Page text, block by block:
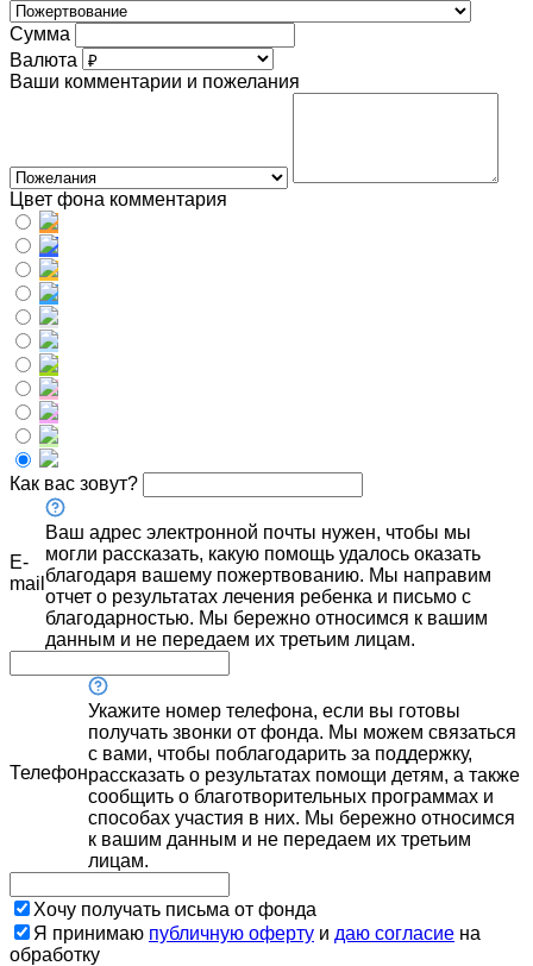
Сумма
Валюта
Ваши комментарии и пожелания
Цвет фона комментария
Как вас зовут?
E-
mail
Ваш адрес электронной почты нужен, чтобы мы
могли рассказать, какую помощь удалось оказать
благодаря вашему пожертвованию. Мы направим
отчет о результатах лечения ребенка и письмо с
благодарностью. Мы бережно относимся к вашим
данным и не передаем их третьим лицам.
Телефон
Укажите номер телефона, если вы готовы
получать звонки от фонда. Мы можем связаться
с вами, чтобы поблагодарить за поддержку,
рассказать о результатах помощи детям, а также
сообщить о благотворительных программах и
способах участия в них. Мы бережно относимся
к вашим данным и не передаем их третьим
лицам.
Хочу получать письма от фонда
Я принимаю публичную оферту и даю согласие на
обработку